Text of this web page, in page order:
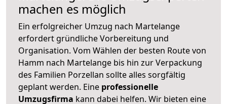
machen es möglich
Ein erfolgreicher Umzug nach Martelange
erfordert gründliche Vorbereitung und
Organisation. Vom Wählen der besten Route von
Hamm nach Martelange bis hin zur Verpackung
des Familien Porzellan sollte alles sorgfältig
geplant werden. Eine professionelle
Umzugsfirma kann dabei helfen. Wir bieten eine